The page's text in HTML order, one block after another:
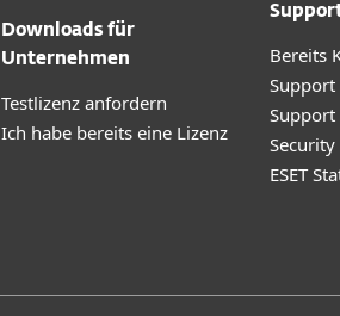
Downloads für
Unternehmen
Testlizenz anfordern
Ich habe bereits eine Lizenz
Bereits
ESET